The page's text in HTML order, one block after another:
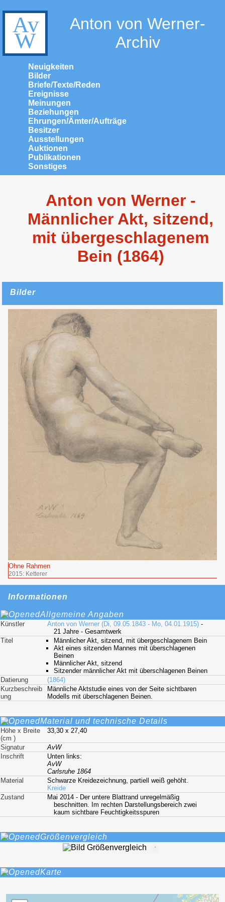
Anton von Werner-
Archiv
Neuigkeiten
Bilder
Briefe/Texte/Reden
Ereignisse
Meinungen
Beziehungen
Ehrungen/Ämter/Aufträge
Besitzer
Ausstellungen
Auktionen
Publikationen
Sonstiges
Anton von Werner -
Männlicher Akt, sitzend,
mit übergeschlagenem
Bein (1864)
Bilder
Ohne Rahmen
2015: Ketterer
Informationen
Allgemeine Angaben
Künstler Anton von Werner (Di, 09.05.1843 - Mo, 04.01.1915) -
21 Jahre - Gesamtwerk
Titel
Männlicher Akt, sitzend, mit übergeschlagenem Bein
Akt eines sitzenden Mannes mit überschlagenen
Beinen
Männlicher Akt, sitzend
Sitzender männlicher Akt mit überschlagenen Beinen
Datierung
(1864)
Kurzbeschreib
ung
Männliche Aktstudie eines von der Seite sichtbaren
Modells mit überschlagenen Beinen.
Material und technische Details
Höhe x Breite
(cm )
33,30 x 27,40
Signatur
AvW
Inschrift
Unten links:
AvW
Carlsruhe 1864
Material
Schwarze Kreidezeichnung, partiell weiß gehöht.
Kreide
Zustand
Mai 2014 - Der untere Blattrand unregelmäßig
beschnitten. Im rechten Darstellungsbereich zwei
kaum sichtbare Feuchtigkeitsspuren
Größenvergleich
Karte